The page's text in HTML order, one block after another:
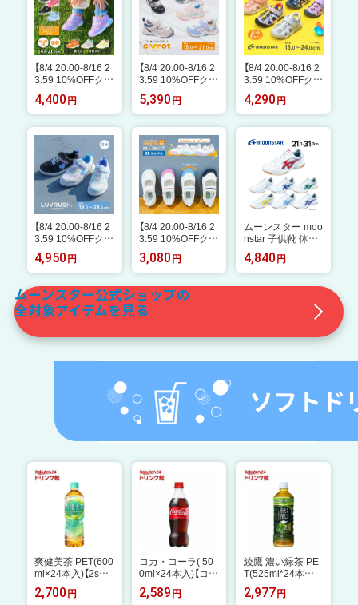
【8/4 20:00-8/16 2
3:59 10%OFFクー
ポン】ムーンスタ
ー moonstar キャ
ロット 子供靴 キ
ッズ スニーカー C
R C2146 幅広 3E
急速乾燥 抗菌防臭
ブラック ピンク
ネイビー ラベンダ
ー ホワイト/ピン
ク マリン アッシ
ュグレイ オレンジ
レモン アイボリー
黒 紺 紫 14-21cm
4,400 円
【8/4 20:00-8/16 2
3:59 10%OFFクー
ポン】ムーンスタ
ー キャロット 子
供靴 キッズ ジュ
ニア スニーカー
moonstar 幅広 3E
つま先ゆったり 機
能性インソール 天
然緑茶カテキン抗
菌防臭 男の子 女
の子 CR C2355HI
リゴー ブラック
ピンク/マルチ グ
レイ ネイビー パ
5,390 円
【8/4 20:00-8/16 2
3:59 10%OFFクー
ポン】ムーンスタ
ー moonstar 子供
靴 キッズ ジュニ
ア サンダル ウォ
ーターシューズ 水
陸両用 男の子 女
の子【2026年春新
作4月1日発売】MF
S018C オレンジ/
ブルー ピンク ネ
イビー ブラック
グレイ パープル
4,290 円
【8/4 20:00-8/16 2
3:59 10%OFFクー
ポン】ムーンスタ
ー ラブラッシュ
子供靴 キッズ ジ
ュニア スニーカー
moonstar LUVRU
SH スーパースタ
ー 防水 パワーバ
ネ Ag+抗菌防臭
耐摩耗底 運動会
女の子【2026年春
4,950 円
【8/4 20:00-8/16 2
3:59 10%OFFクー
ポン】【公式限定｜
幅広 甲高 3E】ムー
ンスター キャロッ
ト 子供靴 上履き
CR ST11 3E ホワ
イト ピンク ネイ
ーチ ミント ラベ
ンダー moonstar
上靴 お受験 面接
菌防臭 こども キ
ッズ 小学生
3,080 円
ムーンスター moo
nstar 子供靴 体育
館 シューズ ジム
スターS400 21cm
-31cm 2E 体育館
履き 体育館シュー
入学 白 抗菌防臭
ネービー ネイビー
パープル グリーン
ライトブルー
4,840 円
ムーンスター公式ショップの
全対象アイテムを見る
爽健美茶 PET(600
ml×24本入)【2shdr
k】【爽健美茶】[お
茶]
2,700 円
コカ・コーラ( 50
0ml×24本入)【コカ
コーラ(Coca-Col
a)】[炭酸飲料]
2,589 円
綾鷹 濃い緑茶 PE
T(525ml*24本入)
【綾鷹】[お茶]
2,977 円